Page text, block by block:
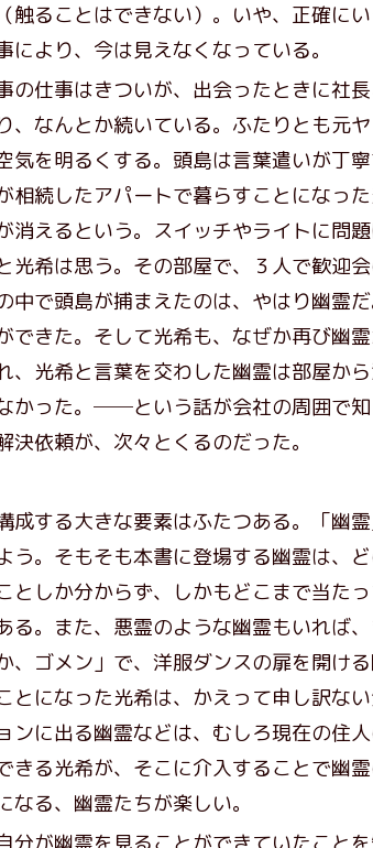
触ることはできない）。いや、正確に
により、今は見えなくなっている。
の仕事はきついが、出会ったときに社
、なんとか続いている。ふたりとも元
気を明るくする。頭島は言葉遣いが丁
相続したアパートで暮らすことになっ
消えるという。スイッチやライトに問
光希は思う。その部屋で、３人で歓迎
中で頭島が捕まえたのは、やはり幽霊
できた。そして光希も、なぜか再び幽
、光希と言葉を交わした幽霊は部屋か
かった。──という話が会社の周囲で
決依頼が、次々とくるのだった。
成する大きな要素はふたつある。「幽
う。そもそも本書に登場する幽霊は、
としか分からず、しかもどこまで当た
る。また、悪霊のような幽霊もいれば
、ゴメン」で、洋服ダンスの扉を開け
とになった光希は、かえって申し訳な
ンに出る幽霊などは、むしろ現在の住
きる光希が、そこに介入することで幽
なる、幽霊たちが楽しい。